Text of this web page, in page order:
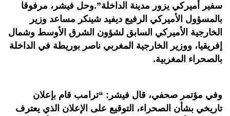
سفير أميركي يزور مدينة الداخلة”.وحل فيشر، مرفوقا
بالمسؤول الأميركي الرفيع ديفيد شينكر مساعد وزير
الخارجية الأميركي السابق لشؤون الشرق الأوسط وشمال
إفريقيا، ووزير الخارجية المغربي ناصر بوريطة في الداخلة
بالصحراء المغربية.
وفي مؤتمر صحفي، قال فيشر: “ترامب قام بإعلان
تاريخي بشأن الصحراء، التوقيع على الإعلان الذي يعترف